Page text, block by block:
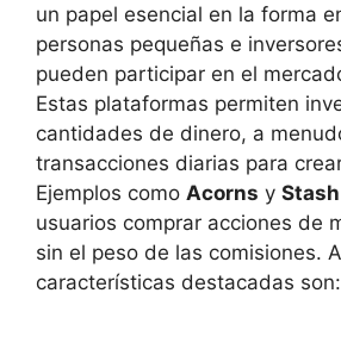
un ⁢papel⁤ esencial en la ⁣forma
‌personas pequeñas e
⁣pueden participar en el
Estas​ plataformas permiten⁤
cantidades‌ de dinero, a
transacciones⁢ diarias para
Ejemplos como Acorns y Stash
usuarios⁤ comprar acciones de
sin⁣ el peso de ‍las comisiones.
características destacadas son: